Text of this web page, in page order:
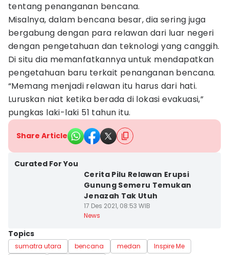
tentang penanganan bencana.
Misalnya, dalam bencana besar, dia sering juga
bergabung dengan para relawan dari luar negeri
dengan pengetahuan dan teknologi yang canggih.
Di situ dia memanfatkannya untuk mendapatkan
pengetahuan baru terkait penanganan bencana.
“Memang menjadi relawan itu harus dari hati.
Luruskan niat ketika berada di lokasi evakuasi,”
pungkas laki-laki 51 tahun itu.
Share Article
Curated For You
Cerita Pilu Relawan Erupsi
Gunung Semeru Temukan
Jenazah Tak Utuh
17 Des 2021, 08:53 WIB
News
Topics
sumatra utara bencana medan
Inspire Me